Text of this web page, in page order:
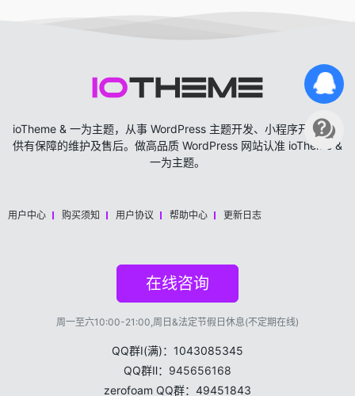
ioTheme & 一为主题，从事 WordPress 主题开发、小程序开发，提
供有保障的维护及售后。做高品质 WordPress 网站认准 ioTheme &
一为主题。
用户中心 购买须知 用户协议 帮助中心 更新日志
在线咨询
周一至六10:00-21:00,周日&法定节假日休息(不定期在线)
QQ群Ⅰ(满)：1043085345
QQ群Ⅱ： 945656168
zerofoam QQ群：49451843